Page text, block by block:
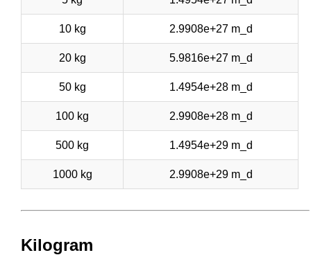
10 kg 2.9908e+27 m_d
20 kg 5.9816e+27 m_d
50 kg 1.4954e+28 m_d
100 kg 2.9908e+28 m_d
500 kg 1.4954e+29 m_d
1000 kg 2.9908e+29 m_d
Kilogram